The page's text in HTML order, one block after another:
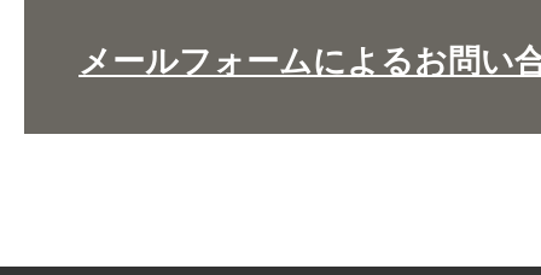
メールフォームによるお問い